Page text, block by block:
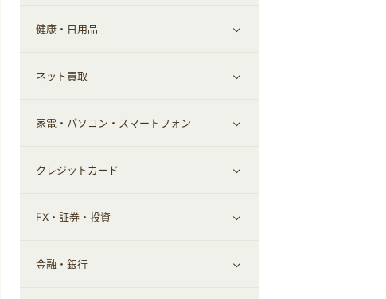
インナー・下着
スーツ・フォーマル
グルメ
お酒
食材宅配
ウォーターサーバー
すべて見る
ヘアケア
エステ・サロン
メンズ美容
健康・日用品
すべて見る
スポーツ・フィットネス
日用品・薬局・からだ
ネット買取
すべて見る
ネット買取
家電・パソコン・スマートフォン
すべて見る
家電・パソコン・ソフトウェア
通信・レンタルサーバー
クレジットカード
すべて見る
クレジットカード
FX・証券・投資
すべて見る
金融・銀行